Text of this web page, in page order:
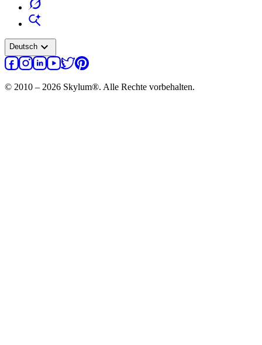
Deutsch expand_more
© 2010 – 2026 Skylum®. Alle Rechte vorbehalten.